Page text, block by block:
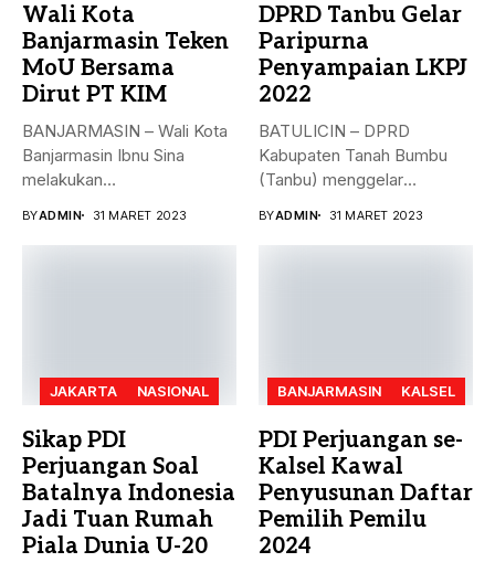
Wali Kota
Banjarmasin Teken
MoU Bersama
Dirut PT KIM
BANJARMASIN – Wali Kota
Banjarmasin Ibnu Sina
melakukan
BYADMIN 31 MARET 2023
DPRD Tanbu Gelar
Paripurna
Penyampaian LKPJ
2022
BATULICIN – DPRD
Kabupaten Tanah Bumbu
(Tanbu) menggelar
BYADMIN 31 MARET 2023
JAKARTA NASIONAL
Sikap PDI
Perjuangan Soal
Batalnya Indonesia
Jadi Tuan Rumah
Piala Dunia U-20
BANJARMASIN KALSEL
PDI Perjuangan se-
Kalsel Kawal
Penyusunan Daftar
Pemilih Pemilu
2024